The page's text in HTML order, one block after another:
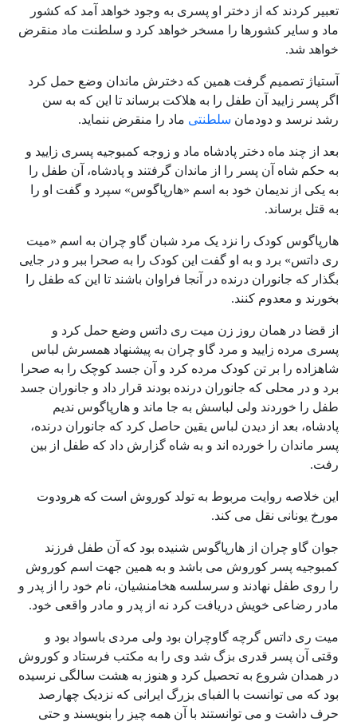
تعبیر کردند که از دختر او پسری به وجود خواهد آمد که کشور
ماد و سایر کشورها را مسخر خواهد کرد و سلطنت ماد منقرض
خواهد شد.
آستیاژ تصمیم گرفت همین که دخترش ماندان وضع حمل کرد
اگر پسر زایید آن طفل را به هلاکت برساند تا این که به سن
رشد نرسد و دودمان سلطنتی ماد را منقرض ننماید.
بعد از چند ماه دختر پادشاه ماد و زوجه کمبوجیه پسری زایید و
به حکم شاه آن پسر را از ماندان گرفتند و پادشاه، آن طفل را
به یکی از ندیمان خود به اسم «هارپاگوس» سپرد و گفت او را
به قتل برساند.
هارپاگوس کودک را نزد یک مرد شبان گاو چران به اسم «میت
ری داتس» برد و به او گفت این کودک را به صحرا ببر و در جایی
بگذار که جانوران درنده در آنجا فراوان باشند تا این که طفل را
بخورند و معدوم کنند.
از قضا در همان روز زن میت ری داتس وضع حمل کرد و
پسری مرده زایید و مرد گاو چران به پیشنهاد همسرش لباس
شاهزاده را بر تن کودک مرده کرد و آن جسد کوچک را به صحرا
برد و در محلی که جانوران درنده بودند قرار داد و جانوران جسد
طفل را خوردند ولی لباسش به جا ماند و هارپاگوس ندیم
پادشاه، بعد از دیدن لباس یقین حاصل کرد که جانوران درنده،
پسر ماندان را خورده اند و به شاه گزارش داد که طفل از بین
رفت.
این خلاصه روایت مربوط به تولد کوروش است که هرودوت
مورخ یونانی نقل می کند.
جوان گاو چران از هارپاگوس شنیده بود که آن طفل فرزند
کمبوجیه پسر کوروش می باشد و به همین جهت اسم کوروش
را روی طفل نهادند و سرسلسه هخامنشیان، نام خود را از پدر و
مادر رضاعی خویش دریافت کرد نه از پدر و مادر واقعی خود.
میت ری داتس گرچه گاوچران بود ولی مردی باسواد بود و
وقتی آن پسر قدری بزگ شد وی را به مکتب فرستاد و کوروش
در همدان شروع به تحصیل کرد و هنوز به هشت سالگی نرسیده
بود که می توانست با الفبای بزرگ ایرانی که نزدیک چهارصد
حرف داشت و می توانستند با آن همه چیز را بنویسند و حتی